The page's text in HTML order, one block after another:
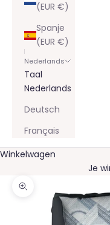
(EUR €)
Spanje
(EUR €)
Nederlands
Taal
Nederlands
Deutsch
Français
Winkelwagen
Je
In-/uitzoomen